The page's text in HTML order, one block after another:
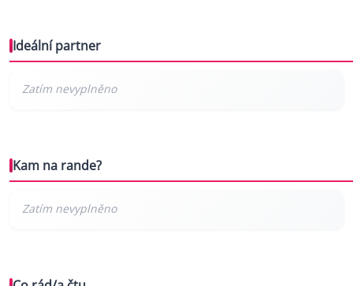
Ideální partner
Kam na rande?